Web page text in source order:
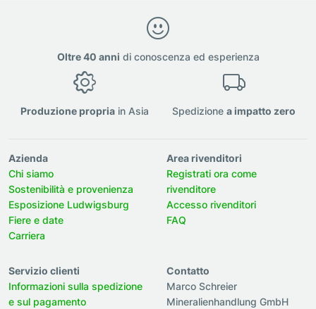
Oltre 40 anni di conoscenza ed esperienza
Produzione propriain Asia Spedizionea impatto zero
Azienda
Chi siamo
Sostenibilità e provenienza
Esposizione Ludwigsburg
Fiere e date
Carriera
Area rivenditori
Registrati ora come
rivenditore
Accesso rivenditori
FAQ
Servizio clienti
Informazioni sulla spedizione
e sul pagamento
Contatto
Marco Schreier
Mineralienhandlung GmbH